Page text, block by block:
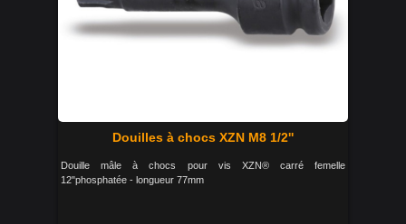
Douilles à chocs XZN M8 1/2''
Douille mâle à chocs pour vis XZN® carré femelle
12"phosphatée - longueur 77mm